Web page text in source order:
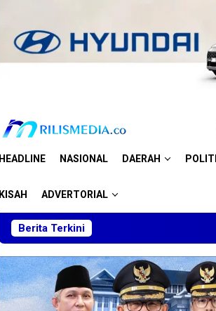
HEADLINE NASIONAL DAERAH
KISAH ADVERTORIAL
Berita Terkini Skuad